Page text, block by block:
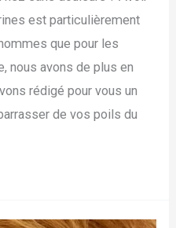
est particulièrement
que pour les
nous avons de plus en
rédigé pour vous un
de vos poils du